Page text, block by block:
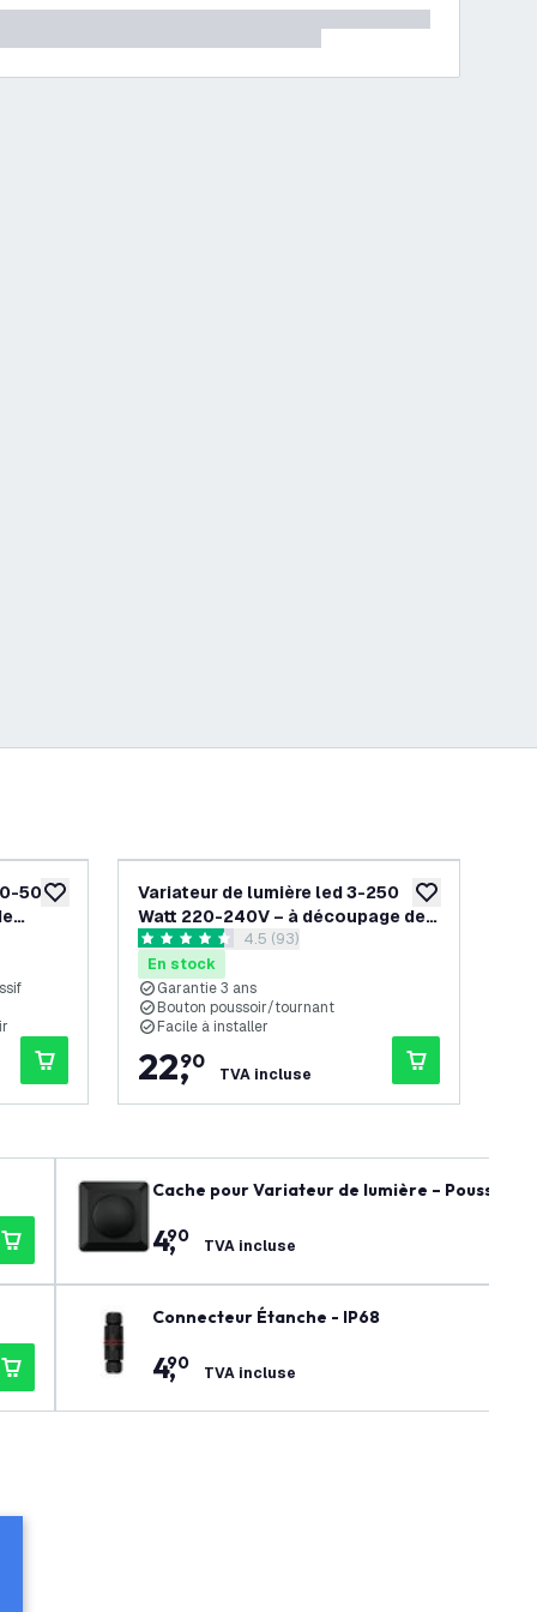
ajouter à la liste de souhaits
50
ajouter à la
Variateur de lumière led 3-250
Watt 220-240V – à découpage de
phase - complèteouvrir le tiroir des avis
4.5 étoiles de notation
4.5 (93)
En stock
Garantie 3 ans
Bouton poussoir/tournant
Facile à installer
22,
90
TVA incluse
Cache pour Variateur de lumière – Poussoir /
4,
90 TVA incluse
Connecteur Étanche - IP68
4,
90 TVA incluse